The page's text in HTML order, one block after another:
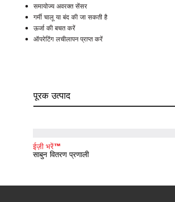
समायोज्य अवरक्त सेंसर
गर्मी चालू या बंद की जा सकती है
ऊर्जा की बचत करें
ऑपरेटिंग लचीलापन प्राप्त करें
पूरक उत्पाद
ईज़ी भरें™
साबुन वितरण प्रणाली